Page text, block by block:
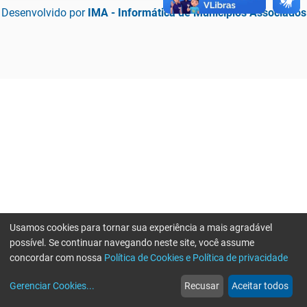
Desenvolvido por IMA - Informática de Municípios Associados
web
Notícias
more_horiz
Mais
Usamos cookies para tornar sua experiência a mais agradável
possível. Se continuar navegando neste site, você assume
concordar com nossa Política de Cookies e Política de privacidade
Gerenciar Cookies... Recusar Aceitar todos
Erro ao enviar informações, por favor tente novamente